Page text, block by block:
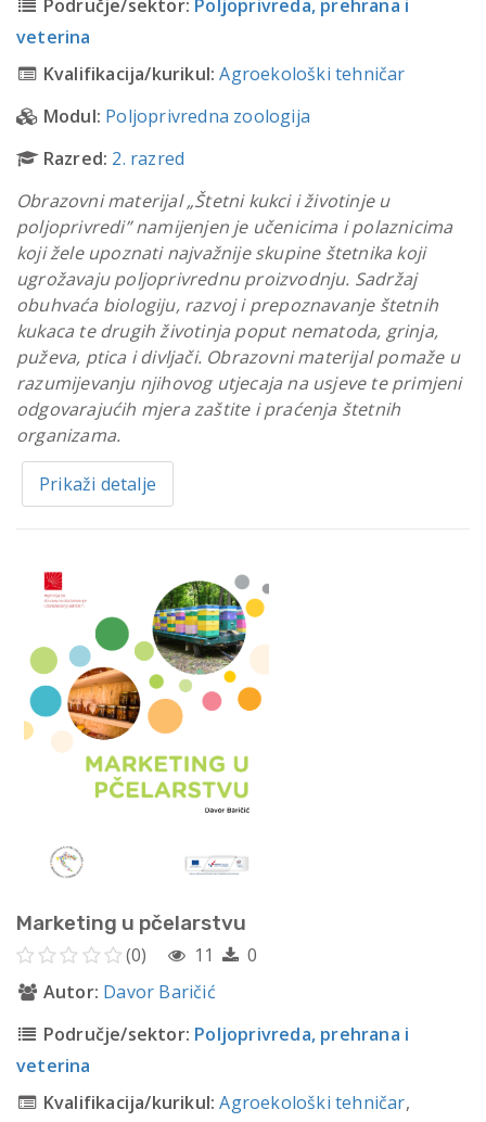
Područje/sektor: Poljoprivreda, prehrana i
veterina
Kvalifikacija/kurikul: Agroekološki tehničar
Modul: Poljoprivredna zoologija
Razred: 2. razred
Obrazovni materijal „Štetni kukci i životinje u
poljoprivredi” namijenjen je učenicima i polaznicima
koji žele upoznati najvažnije skupine štetnika koji
ugrožavaju poljoprivrednu proizvodnju. Sadržaj
obuhvaća biologiju, razvoj i prepoznavanje štetnih
kukaca te drugih životinja poput nematoda, grinja,
puževa, ptica i divljači. Obrazovni materijal pomaže u
razumijevanju njihovog utjecaja na usjeve te primjeni
odgovarajućih mjera zaštite i praćenja štetnih
organizama.
Prikaži detalje
Marketing u pčelarstvu
(0) 11
0
Autor: Davor Baričić
Područje/sektor: Poljoprivreda, prehrana i
veterina
Kvalifikacija/kurikul: Agroekološki tehničar,